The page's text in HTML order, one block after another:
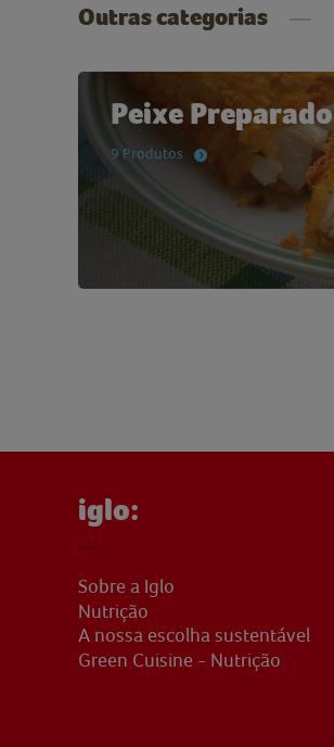
Outras categorias
Peixe Preparado
9 Produtos
iglo:
Sobre a Iglo
Nutrição
A nossa escolha sustentável
Green Cuisine - Nutrição